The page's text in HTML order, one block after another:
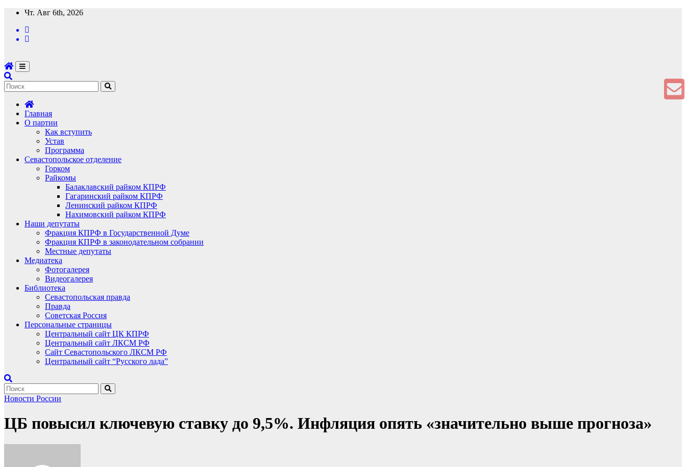
Перейти
содержимому
Чт. Авг 6th, 2026
Главная
О партии
Как вступить
Устав
Программа
Севастопольское отделение
Горком
Райкомы
Балаклавский райком КПРФ
Гагаринский райком КПРФ
Ленинский райком КПРФ
Нахимовский райком КПРФ
Наши депутаты
Фракция КПРФ в Государственной Думе
Фракция КПРФ в законодательном собрании
Местные депутаты
Медиатека
Фотогалерея
Видеогалерея
Библиотека
Севастопольская правда
Правда
Советская Россия
Персональные страницы
Центральный сайт ЦК КПРФ
Центральный сайт ЛКСМ РФ
Сайт Севастопольского ЛКСМ РФ
Центральный сайт “Русского лада”
Новости России
ЦБ повысил ключевую ставку до 9,5%. Инфляция опять «значительно выше прогноза»